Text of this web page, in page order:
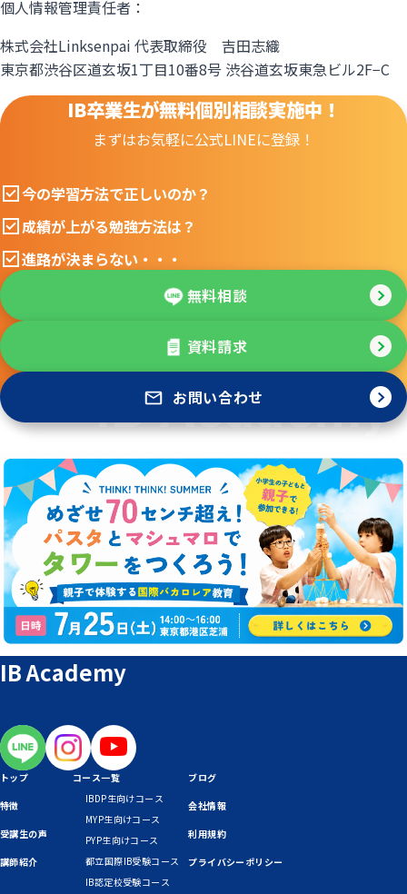
個人情報管理責任者：
株式会社Linksenpai 代表取締役 吉田志織
東京都渋谷区道玄坂1丁目10番8号 渋谷道玄坂東急ビル2F−C
IB卒業生が無料個別相談実施中！
まずはお気軽に公式LINEに登録！
今の学習方法で正しいのか？
成績が上がる勉強方法は？
進路が決まらない・・・
無料相談
資料請求
お問い合わせ
IB Academy
トップ
特徴
受講生の声
講師紹介
コース一覧
IBDP生向けコース
MYP生向けコース
PYP生向けコース
都立国際IB受験コース
IB認定校受験コース
ブログ
会社情報
利用規約
プライバシーポリシー